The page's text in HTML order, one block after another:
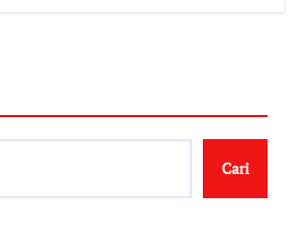
Cari